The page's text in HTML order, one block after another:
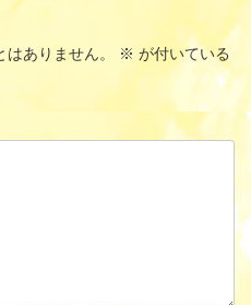
ありません。 ※ が付いている